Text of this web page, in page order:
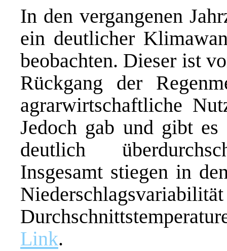
In den vergangenen
ein deutlicher
beobachten. Dieser ist
Rückgang der
agrarwirtschaftliche
Jedoch gab und gibt
deutlich
Insgesamt stiegen in
Link.